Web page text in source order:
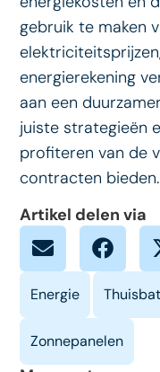
gebruik te maken
energierekening
aan een
juiste strategieën
profiteren van de
contracten bieden.
Artikel delen via